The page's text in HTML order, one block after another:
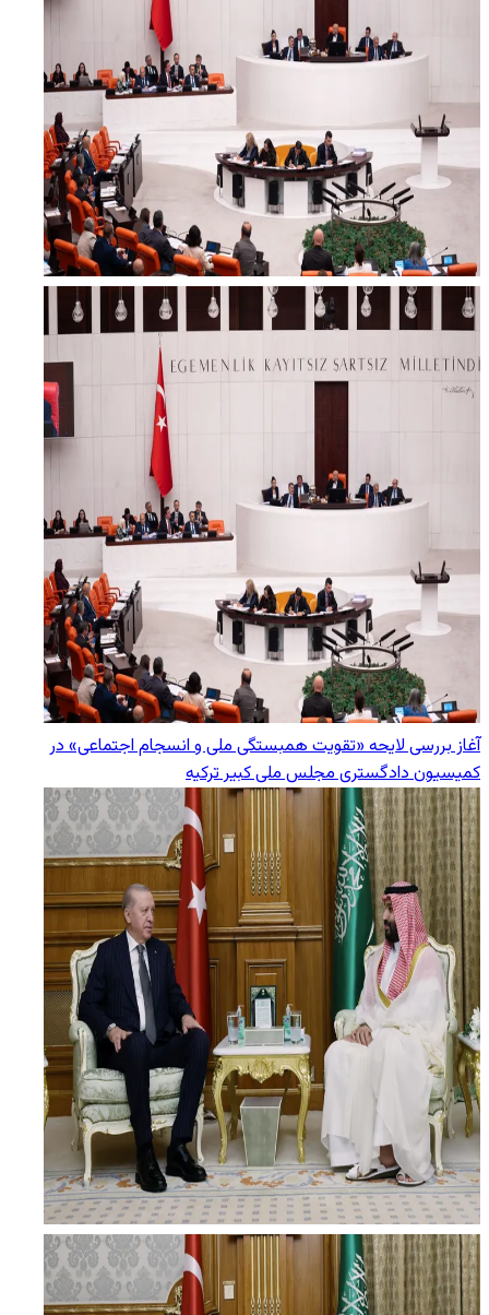
آغاز بررسی لایحه «تقویت همبستگی ملی و انسجام اجتماعی» در
کمیسیون دادگستری مجلس ملی کبیر ترکیه